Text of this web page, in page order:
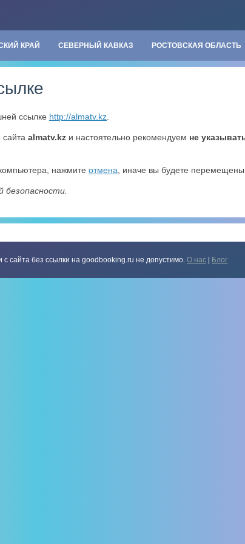
КРАЙ СЕВЕРНЫЙ КАВКАЗ РОСТОВСКАЯ ОБЛАСТЬ
ссылке http://almatv.kz
almatv.kz и настоятельно рекомендуем не
нажмите отмена , иначе вы будете
безопасности.
сайта без ссылки на goodbooking.ru не допустимо. О нас Блог